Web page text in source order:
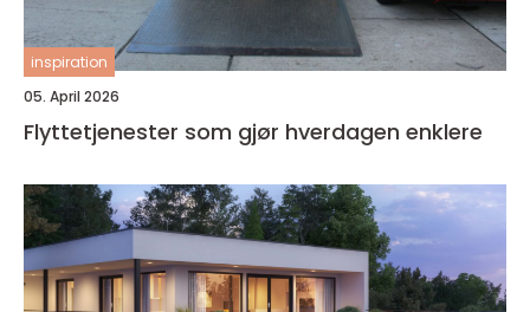
inspiration
05. April 2026
Flyttetjenester som gjør hverdagen enklere